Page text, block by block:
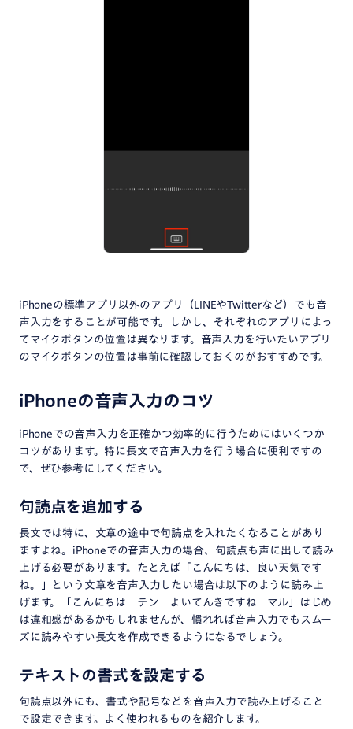
iPhoneの標準アプリ以外のアプリ（LINEやTwitterなど）でも音
声入力をすることが可能です。しかし、それぞれのアプリによっ
てマイクボタンの位置は異なります。音声入力を行いたいアプリ
のマイクボタンの位置は事前に確認しておくのがおすすめです。
iPhoneの音声入力のコツ
iPhoneでの音声入力を正確かつ効率的に行うためにはいくつか
コツがあります。特に長文で音声入力を行う場合に便利ですの
で、ぜひ参考にしてください。
句読点を追加する
長文では特に、文章の途中で句読点を入れたくなることがあり
ますよね。iPhoneでの音声入力の場合、句読点も声に出して読み
上げる必要があります。たとえば「こんにちは、良い天気です
ね。」という文章を音声入力したい場合は以下のように読み上
げます。「こんにちは テン よいてんきですね マル」はじめ
は違和感があるかもしれませんが、慣れれば音声入力でもスムー
ズに読みやすい長文を作成できるようになるでしょう。
テキストの書式を設定する
句読点以外にも、書式や記号などを音声入力で読み上げること
で設定できます。よく使われるものを紹介します。